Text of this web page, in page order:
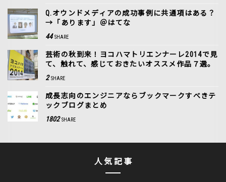
Q.オウンドメディアの成功事例に共通項はある？
→「あります」＠はてな
44 SHARE
芸術の秋到来！ヨコハマトリエンナーレ2014で見
て、触れて、感じておきたいオススメ作品７選。
2 SHARE
成長志向のエンジニアならブックマークすべきテ
ックブログまとめ
1802 SHARE
人気記事